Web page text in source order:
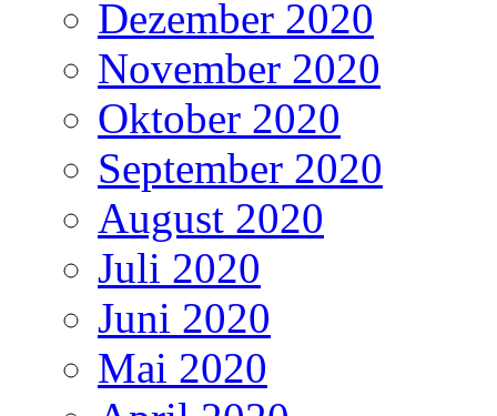
Dezember 2020
November 2020
Oktober 2020
September 2020
August 2020
Juli 2020
Juni 2020
Mai 2020